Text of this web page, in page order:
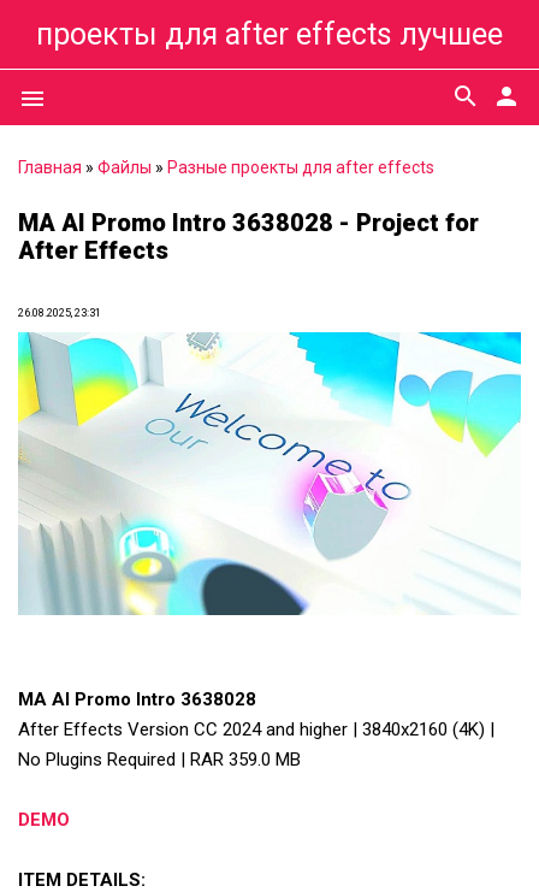
проекты для after effects лучшее
menu person
search
Главная » Файлы » Разные проекты для after effects
MA AI Promo Intro 3638028 - Project for
After Effects
26.08.2025, 23:31
MA AI Promo Intro 3638028
After Effects Version CC 2024 and higher | 3840x2160 (4K) |
No Plugins Required | RAR 359.0 MB
DEMO
ITEM DETAILS: